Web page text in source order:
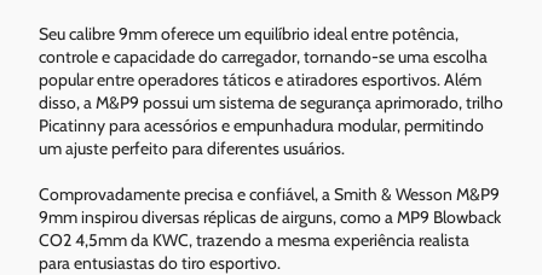
Seu calibre 9mm oferece um equilíbrio ideal entre potência,
controle e capacidade do carregador, tornando-se uma escolha
popular entre operadores táticos e atiradores esportivos. Além
disso, a M&P9 possui um sistema de segurança aprimorado, trilho
Picatinny para acessórios e empunhadura modular, permitindo
um ajuste perfeito para diferentes usuários.
Comprovadamente precisa e confiável, a Smith & Wesson M&P9
9mm inspirou diversas réplicas de airguns, como a MP9 Blowback
CO2 4,5mm da KWC, trazendo a mesma experiência realista
para entusiastas do tiro esportivo.